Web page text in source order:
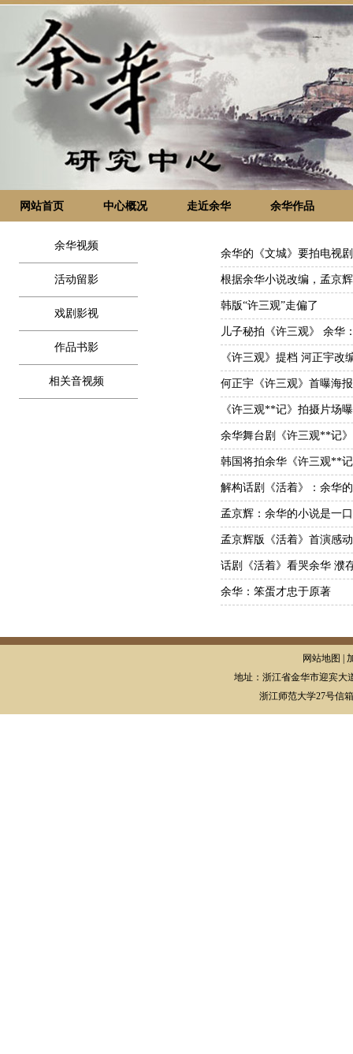
网站首页 中心概况 走近余华 余华作品
余华视频
活动留影
戏剧影视
作品书影
相关音视频
余华的《文城》要拍电视
根据余华小说改编，孟京
韩版“许三观”走偏了
儿子秘拍《许三观》 余华
《许三观》提档 河正宇改
何正宇《许三观》首曝海
《许三观**记》拍摄片场
余华舞台剧《许三观**记
韩国将拍余华《许三观**
解构话剧《活着》：余华
孟京辉：余华的小说是一
孟京辉版《活着》首演感
话剧《活着》看哭余华 濮
余华：笨蛋才忠于原著
网站地图 |
地址：浙江省金华市迎宾大
浙江师范大学27号信